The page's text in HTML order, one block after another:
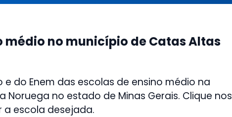
médio no município de Catas Altas
do Enem das escolas de ensino médio na
Noruega no estado de Minas Gerais. Clique nos
a escola desejada.